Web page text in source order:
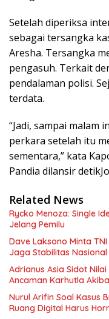
Setelah diperiksa
sebagai tersangka
Aresha. Tersangka
pengasuh. Terkait
pendalaman polisi.
terdata.
“Jadi, sampai malam
perkara setelah itu
sementara,” kata
Pandia dilansir
Related News
Rycko Menoza: Single
Jelang Pemilu
Dave Laksono Minta
Jaga Stabilitas Nasional
Adrianus Asia Sidot
Ancaman Karhutla
Nurul Arifin Soal Kasus
Ruang Digital Harus